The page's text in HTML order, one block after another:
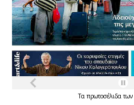
Τα πρωτοσέλιδατων